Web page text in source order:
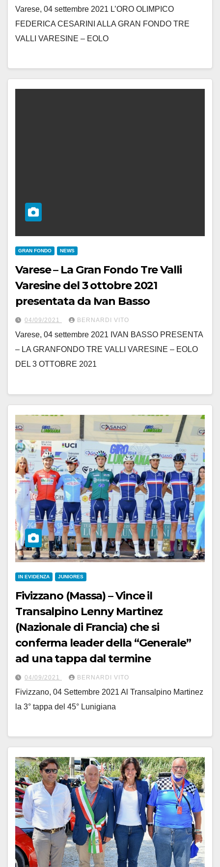
Varese, 04 settembre 2021 L’ORO OLIMPICO
FEDERICA CESARINI ALLA GRAN FONDO TRE
VALLI VARESINE – EOLO
GRAN FONDO NEWS
Varese – La Gran Fondo Tre Valli
Varesine del 3 ottobre 2021
presentata da Ivan Basso
04/09/2021 BERNARDI VITO
Varese, 04 settembre 2021 IVAN BASSO PRESENTA
– LA GRANFONDO TRE VALLI VARESINE – EOLO
DEL 3 OTTOBRE 2021
IN EVIDENZA JUNIORES
Fivizzano (Massa) – Vince il
Transalpino Lenny Martinez
(Nazionale di Francia) che si
conferma leader della “Generale”
ad una tappa dal termine
04/09/2021 BERNARDI VITO
Fivizzano, 04 Settembre 2021 Al Transalpino Martinez
la 3° tappa del 45° Lunigiana